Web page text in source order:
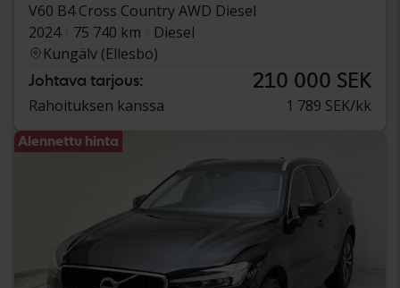
V60 B4 Cross Country AWD Diesel
2024
75 740 km
Diesel
Kungälv (Ellesbo)
Johtava tarjous: 210 000 SEK
Rahoituksen kanssa 1 789 SEK/kk
Alennettu hinta